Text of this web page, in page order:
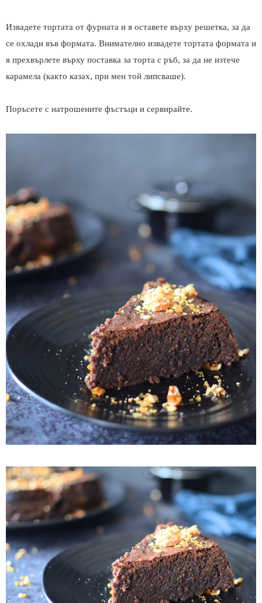
Извадете тортата от фурната и я оставете върху решетка, за да
се охлади във формата. Внимателно извадете тортата формата и
я прехвърлете върху поставка за торта с ръб, за да не изтече
карамела (както казах, при мен той липсваше).
Поръсете с натрошените фъстъци и сервирайте.